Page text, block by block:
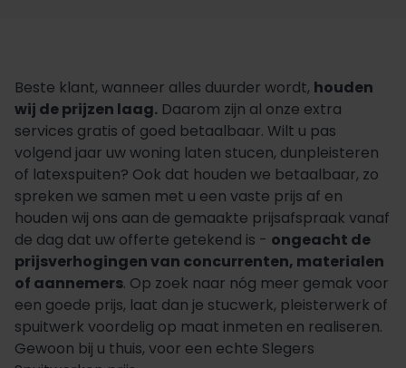
Beste klant, wanneer alles duurder wordt, houden
wij de prijzen laag. Daarom zijn al onze extra
services gratis of goed betaalbaar. Wilt u pas
volgend jaar uw woning laten stucen, dunpleisteren
of latexspuiten? Ook dat houden we betaalbaar, zo
spreken we samen met u een vaste prijs af en
houden wij ons aan de gemaakte prijsafspraak vanaf
de dag dat uw offerte getekend is - ongeacht de
prijsverhogingen van concurrenten, materialen
of aannemers. Op zoek naar nóg meer gemak voor
een goede prijs, laat dan je stucwerk, pleisterwerk of
spuitwerk voordelig op maat inmeten en realiseren.
Gewoon bij u thuis, voor een echte Slegers